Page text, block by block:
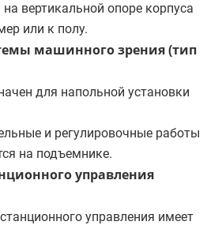
на вертикальной опоре корпуса
или к полу.
машинного зрения (тип
для напольной установки
и регулировочные работы
на подъемнике.
управления
управления имеет